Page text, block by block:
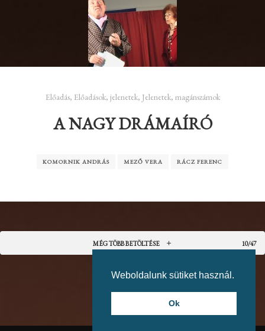
Előadás, Előadások, jelenetek, Jelenetek, magánszámok
A NAGY DRÁMAÍRÓ
KOMORNIK ANDRÁS MEZŐ VERA RÁCZ FERENC
MÉG TÖBB BETÖLTÉSE 10/47
Weboldalunk sütiket használ.
Ok